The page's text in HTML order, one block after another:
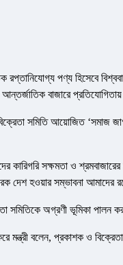
পণ্য হিসেবে
বাজারে
সমিতি আয়োজিত ‘সমাজ
কারিগরি সক্ষমতা ও
দেশ হওয়ার সম্ভাবনা আমাদের
সমিতিকে অগ্রণী ভূমিকা পালন
মন্ত্রী বলেন, প্রকাশক ও